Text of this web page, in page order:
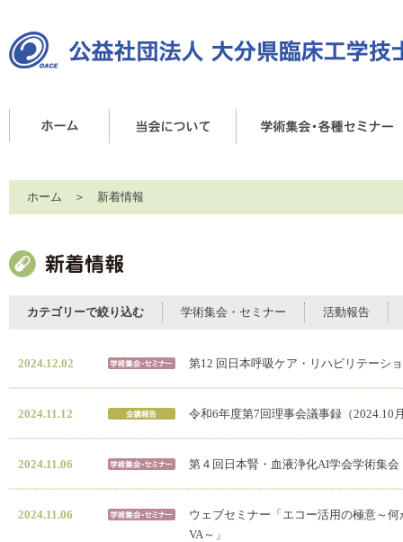
ホーム ＞ 新着情報
カテゴリーで絞り込む 学術集会・セミナー 活動報告
2024.12.02 第12 回日本呼吸ケア・リハビリテーシ
2024.11.12 令和6年度第7回理事会議事録（2024.10
2024.11.06 第４回日本腎・血液浄化AI学会学術集
2024.11.06
ウェブセミナー「エコー活用の極意～
VA～」